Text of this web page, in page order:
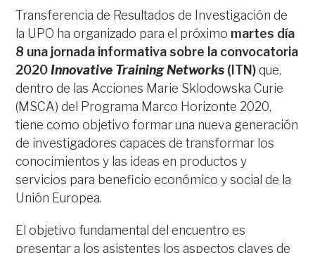
Transferencia de Resultados de Investigación de
la UPO ha organizado para el próximo martes día
8 una jornada informativa sobre la convocatoria
2020 Innovative Training Networks (ITN)que,
dentro de las Acciones Marie Sklodowska Curie
(MSCA) del Programa Marco Horizonte 2020,
tiene como objetivo formar una nueva generación
de investigadores capaces de transformar los
conocimientos y las ideas en productos y
servicios para beneficio económico y social de la
Unión Europea.
El objetivo fundamental del encuentro es
presentar a los asistentes los aspectos claves de